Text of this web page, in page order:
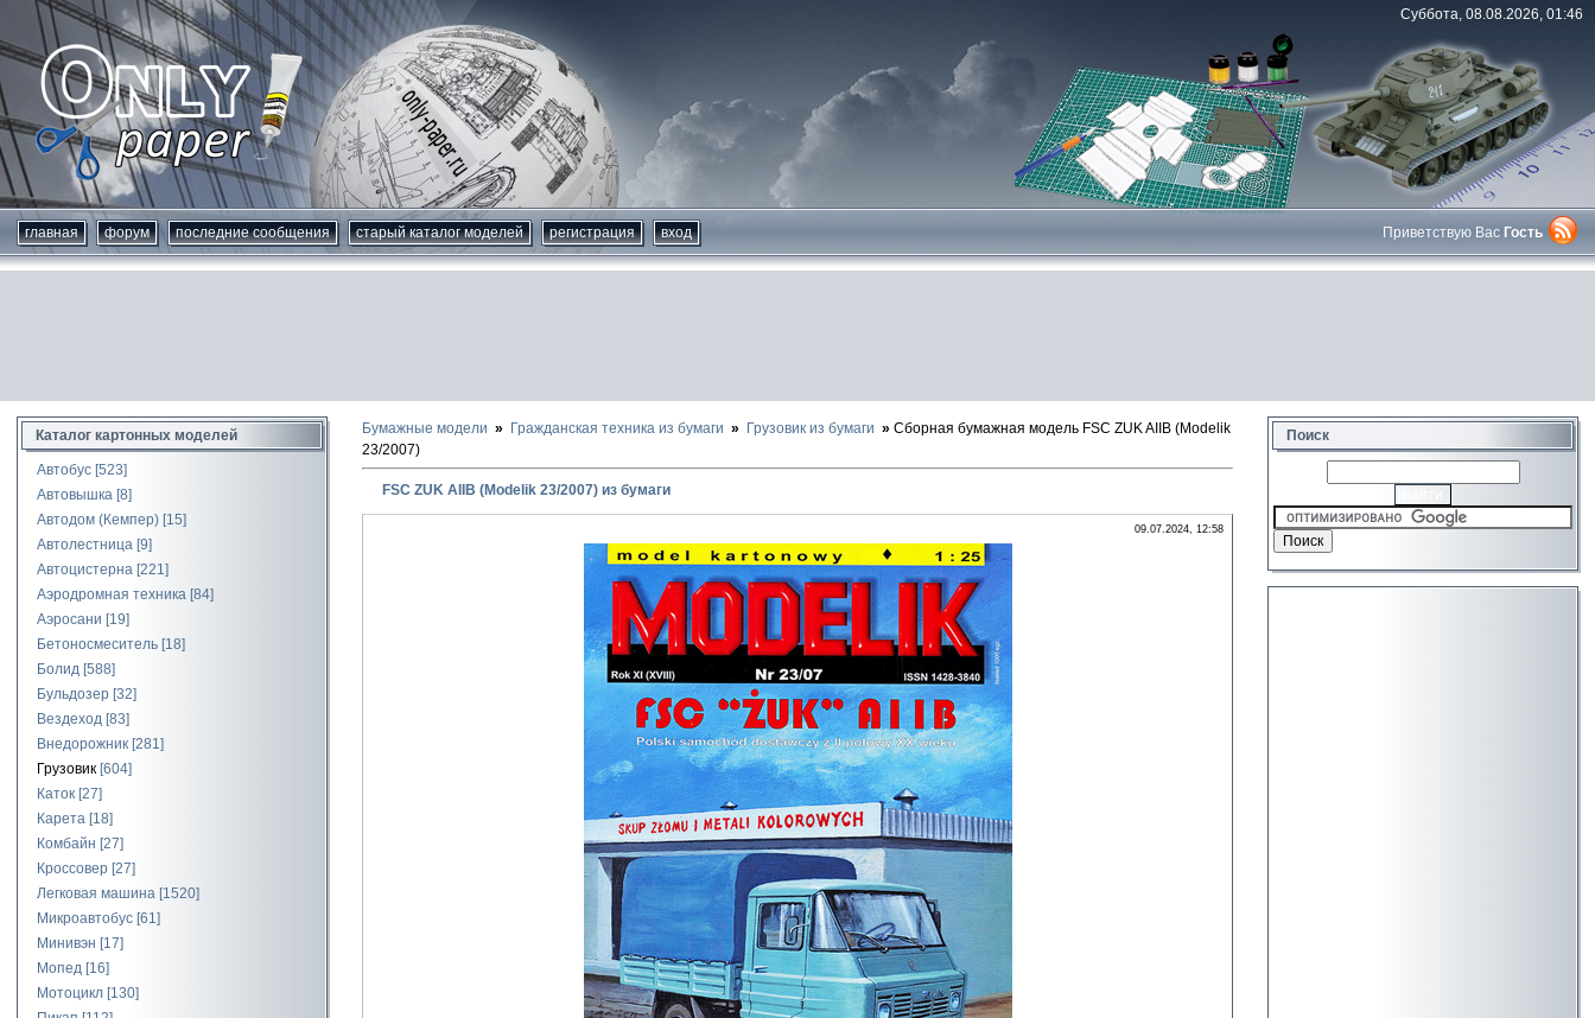
Суббота, 08.08.2026, 01:46
главная форум последние сообщения старый каталог моделей регистрация вход Приветствую Вас Гость
Каталог картонных моделей
Автобус [523]
Автовышка [8]
Автодом (Кемпер) [15]
Автолестница [9]
Автоцистерна [221]
Аэродромная техника [84]
Аэросани [19]
Бетоносмеситель [18]
Болид [588]
Бульдозер [32]
Вездеход [83]
Внедорожник [281]
Грузовик [604]
Каток [27]
Карета [18]
Комбайн [27]
Кроссовер [27]
Легковая машина [1520]
Микроавтобус [61]
Минивэн [17]
Мопед [16]
Мотоцикл [130]
Бумажные модели Гражданская техника из бумаги Грузовик из бумаги
Сборная бумажная модель FSC ZUK AIIB (Modelik
23/2007)
FSC ZUK AIIB (Modelik 23/2007) из бумаги
09.07.2024, 12:58
Поиск